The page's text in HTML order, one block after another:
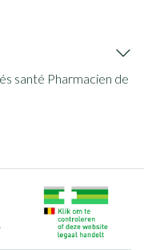
santé Pharmacien de